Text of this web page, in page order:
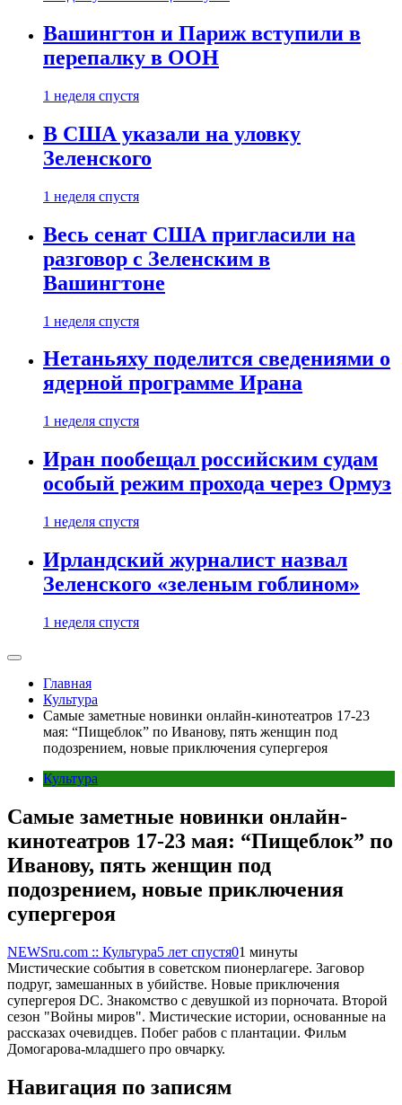
Вашингтон и Париж вступили в
перепалку в ООН
1 неделя спустя
В США указали на уловку
Зеленского
1 неделя спустя
Весь сенат США пригласили на
разговор с Зеленским в
Вашингтоне
1 неделя спустя
Нетаньяху поделится сведениями о
ядерной программе Ирана
1 неделя спустя
Иран пообещал российским судам
особый режим прохода через Ормуз
1 неделя спустя
Ирландский журналист назвал
Зеленского «зеленым гоблином»
1 неделя спустя
Главная
Культура
Самые заметные новинки онлайн-кинотеатров 17-23
мая: “Пищеблок” по Иванову, пять женщин под
подозрением, новые приключения супергероя
Культура
Самые заметные новинки онлайн-
кинотеатров 17-23 мая: “Пищеблок” по
Иванову, пять женщин под
подозрением, новые приключения
супергероя
NEWSru.com :: Культура5 лет спустя01 минуты
Мистические события в советском пионерлагере. Заговор
подруг, замешанных в убийстве. Новые приключения
супергероя DC. Знакомство с девушкой из порночата. Второй
сезон "Войны миров". Мистические истории, основанные на
рассказах очевидцев. Побег рабов с плантации. Фильм
Домогарова-младшего про овчарку.
Навигация по записям